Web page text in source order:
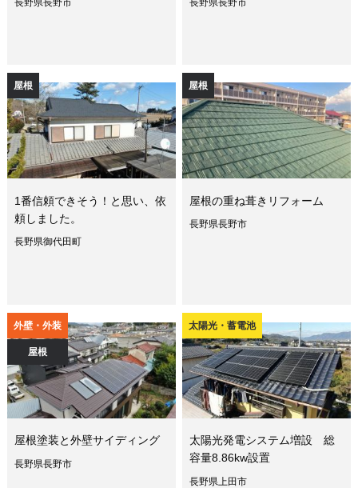
屋根
1番信頼できそう！と思い、依
頼しました。
長野県御代田町
屋根
屋根の重ね葺きリフォーム
長野県長野市
外壁・外装
屋根
屋根塗装と外壁サイディング
長野県長野市
太陽光・蓄電池
太陽光発電システム増設 総
容量8.86kw設置
長野県上田市